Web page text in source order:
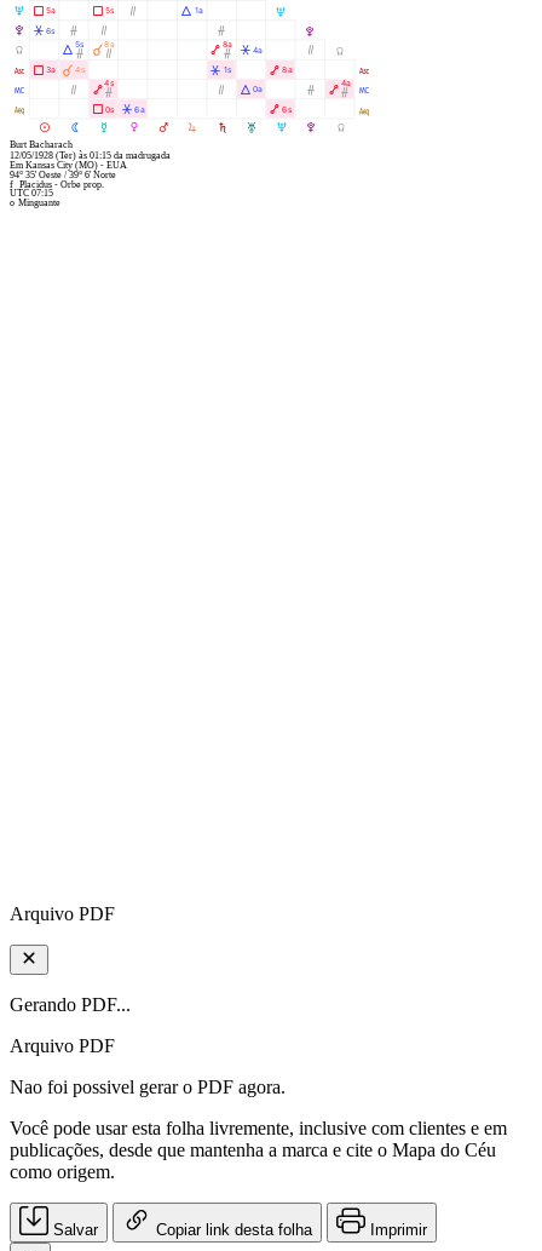
M N O P Q R S T
U
U
U
V
V
V
Y
Y
Y
W
W
X
X
l
l
Ã 5a
Â 6s
Ã 3a
Ó
Á Ó
5s
À 4s
Ò
Ã 5s
Ò
À Ò
8a
0s
Ä Ó
4s
Ò
Â 6a
Á 1a
Ó
Ä Ó
8a
Â 1s
Ò
Â 4a
Á 0a
Ä 6s
Ä 8a
Ò
Ó ÄÓ
4a
Burt Bacharach
12/05/1928 (Ter) às 01:15 da madrugada
EmKansas City (MO) - EUA
94° 35' Oeste /39° 6' Norte
f Placidus - Orbe prop.
UTC 07:15
Minguante
o
Arquivo PDF
Gerando PDF...
Arquivo PDF
Nao foi possivel gerar o PDF agora.
Você pode usar esta folha livremente, inclusive com clientes e em
publicações, desde que mantenha a marca e cite o Mapa do Céu
como origem.
Salvar Copiar link desta folha Imprimir